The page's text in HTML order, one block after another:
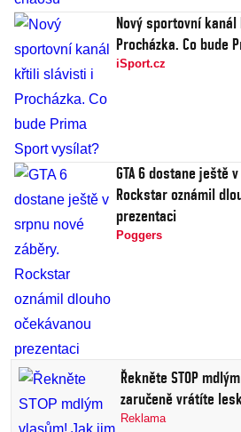
Nový sportovní
Procházka. Co bude
iSport.cz
GTA 6 dostane ještě
Rockstar oznámil
prezentaci
Poggers
Řekněte STOP
zaručeně vrátíte
Reklama